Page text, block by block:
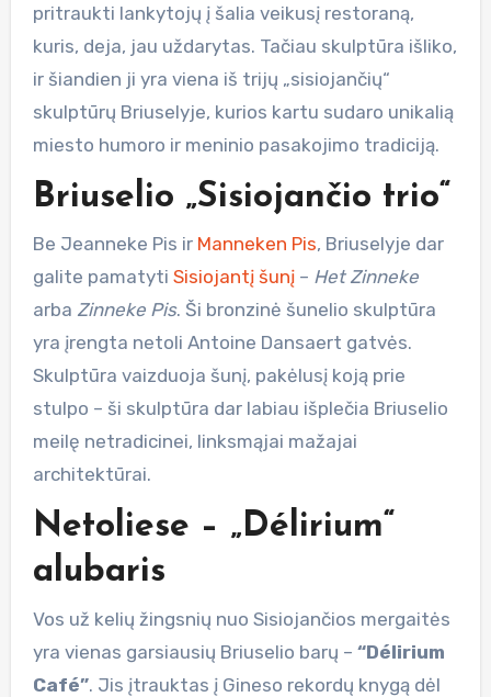
pritraukti lankytojų į šalia veikusį restoraną,
kuris, deja, jau uždarytas. Tačiau skulptūra išliko,
ir šiandien ji yra viena iš trijų „sisiojančių“
skulptūrų Briuselyje, kurios kartu sudaro unikalią
miesto humoro ir meninio pasakojimo tradiciją.
Briuselio „Sisiojančio trio“
Be Jeanneke Pis ir Manneken Pis, Briuselyje dar
galite pamatyti Sisiojantį šunį– Het Zinneke
arba Zinneke Pis. Ši bronzinė šunelio skulptūra
yra įrengta netoli Antoine Dansaert gatvės.
Skulptūra vaizduoja šunį, pakėlusį koją prie
stulpo – ši skulptūra dar labiau išplečia Briuselio
meilę netradicinei, linksmąjai mažajai
architektūrai.
Netoliese – „Délirium“
alubaris
Vos už kelių žingsnių nuo Sisiojančios mergaitės
yra vienas garsiausių Briuselio barų – “Délirium
Café”. Jis įtrauktas į Gineso rekordų knygą dėl